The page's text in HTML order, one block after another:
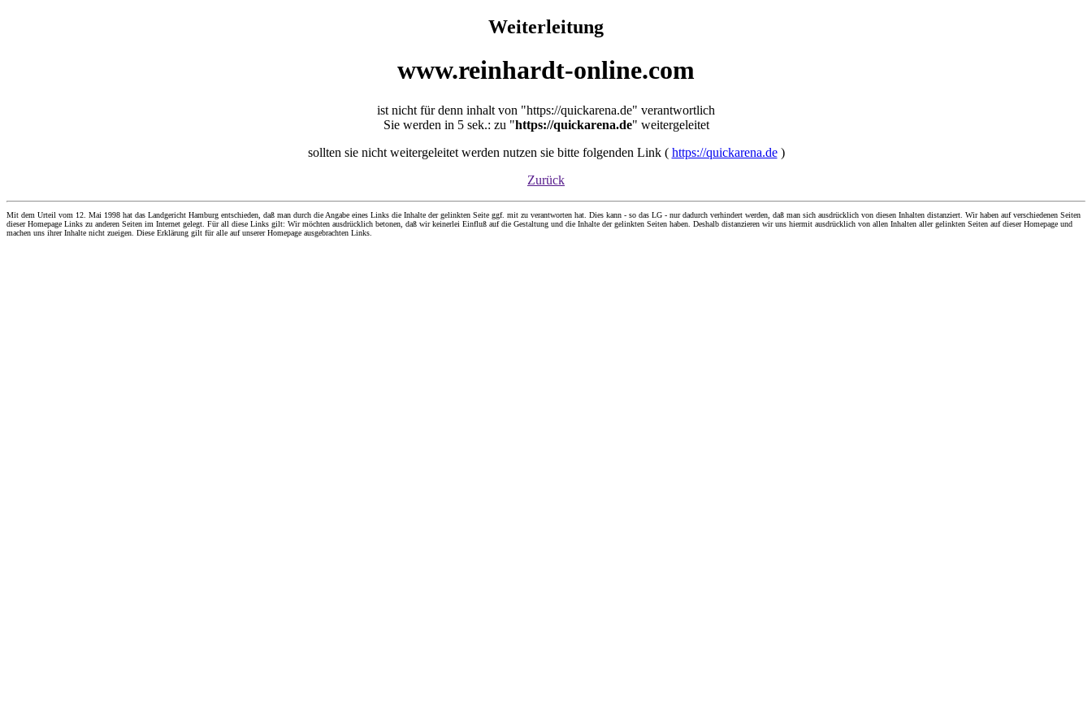
Weiterleitung
www.reinhardt-online.com
ist nicht für denn inhalt von "https://quickarena.de" verantwortlich
Sie werden in 5 sek.: zu "https://quickarena.de" weitergeleitet
sollten sie nicht weitergeleitet werden nutzen sie bitte folgenden Link ( https://quickarena.de)
Zurück
Mit dem Urteil vom 12. Mai 1998 hat das Landgericht Hamburg entschieden, daß man durch die Angabe eines Links die Inhalte der gelinkten Seite ggf. mit zu verantworten hat. Dies kann - so das LG - nur dadurch verhindert werden, daß man sich ausdrücklich von diesen Inhalten distanziert. Wir haben auf verschiedenen Seiten
dieser Homepage Links zu anderen Seiten im Internet gelegt. Für all diese Links gilt: Wir möchten ausdrücklich betonen, daß wir keinerlei Einfluß auf die Gestaltung und die Inhalte der gelinkten Seiten haben. Deshalb distanzieren wir uns hiermit ausdrücklich von allen Inhalten aller gelinkten Seiten auf dieser Homepage und
machen uns ihrer Inhalte nicht zueigen. Diese Erklärung gilt für alle auf unserer Homepage ausgebrachten Links.